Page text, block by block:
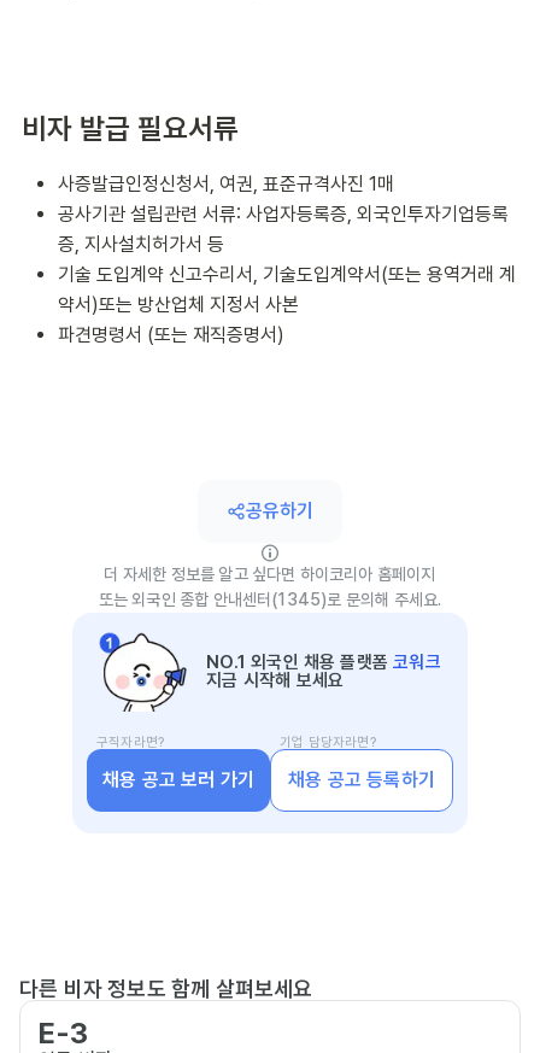
비자 발급 필요서류
사증발급인정신청서, 여권, 표준규격사진 1매
공사기관 설립관련 서류: 사업자등록증, 외국인투자기업등록
증, 지사설치허가서 등
기술 도입계약 신고수리서, 기술도입계약서(또는 용역거래 계
약서)또는 방산업체 지정서 사본
파견명령서 (또는 재직증명서)
공유하기
더 자세한 정보를 알고 싶다면 하이코리아 홈페이지
또는 외국인 종합 안내센터(1345)로 문의해 주세요.
NO.1 외국인 채용 플랫폼코워크
지금 시작해 보세요
구직자라면?
채용 공고 보러 가기
기업 담당자라면?
채용 공고 등록하기
다른 비자 정보도 함께 살펴보세요
E-3